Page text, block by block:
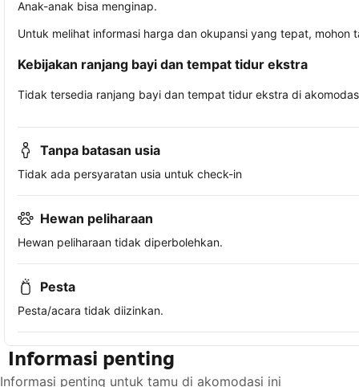
Anak-anak bisa menginap.
Untuk melihat informasi harga dan okupansi yang tepat,
Kebijakan ranjang bayi dan tempat tidur ekstra
Tidak tersedia ranjang bayi dan tempat tidur ekstra di
Tanpa batasan usia
Tidak ada persyaratan usia untuk check-in
Hewan peliharaan
Hewan peliharaan tidak diperbolehkan.
Pesta
Pesta/acara tidak diizinkan.
Informasi penting
Informasi penting untuk tamu di akomodasi ini